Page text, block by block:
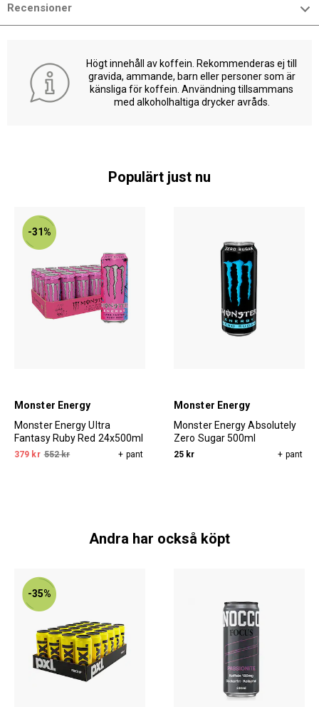
Recensioner
Högt innehåll av koffein. Rekommenderas ej till
gravida, ammande, barn eller personer som är
känsliga för koffein. Användning tillsammans
med alkoholhaltiga drycker avråds.
Populärt just nu
-31%
Monster Energy
Monster Energy Ultra
Fantasy Ruby Red 24x500ml
379 kr 552 kr + pant
Monster Energy
Monster Energy Absolutely
Zero Sugar 500ml
25 kr + pant
Andra har också köpt
-35%